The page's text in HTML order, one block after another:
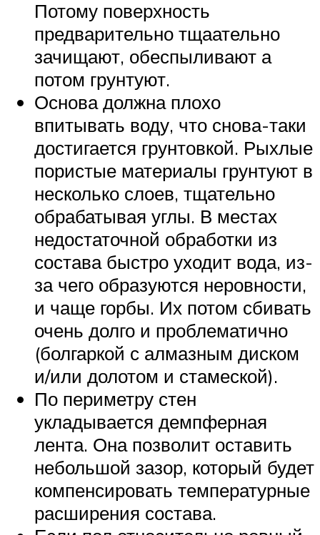
Потому поверхность
предварительно тщаательно
зачищают, обеспыливают а
потом грунтуют.
Основа должна плохо
впитывать воду, что снова-таки
достигается грунтовкой. Рыхлые
пористые материалы грунтуют в
несколько слоев, тщательно
обрабатывая углы. В местах
недостаточной обработки из
состава быстро уходит вода, из-
за чего образуются неровности,
и чаще горбы. Их потом сбивать
очень долго и проблематично
(болгаркой с алмазным диском
и/или долотом и стамеской).
По периметру стен
укладывается демпферная
лента. Она позволит оставить
небольшой зазор, который будет
компенсировать температурные
расширения состава.